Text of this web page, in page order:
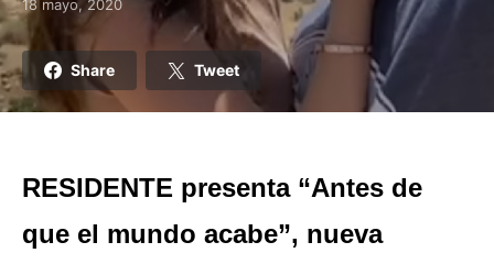
Posted on
18 mayo, 2020
Share Tweet
RESIDENTE presenta “Antes de
que el mundo acabe”, nueva